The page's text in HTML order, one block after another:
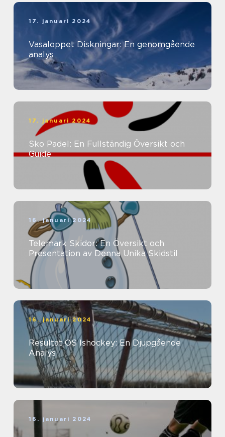
17. januari 2024
Vasaloppet Diskningar: En genomgående
analys
17. januari 2024
Sko Padel: En Fullständig Översikt och
Guide
16. januari 2024
Telemark Skidor: En Översikt och
Presentation av Denna Unika Skidstil
16. januari 2024
Resultat OS Ishockey: En Djupgående
Analys
16. januari 2024